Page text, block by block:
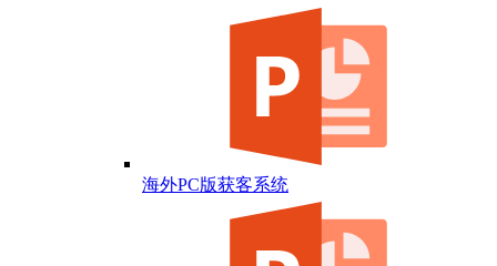
海外PC版获客系统